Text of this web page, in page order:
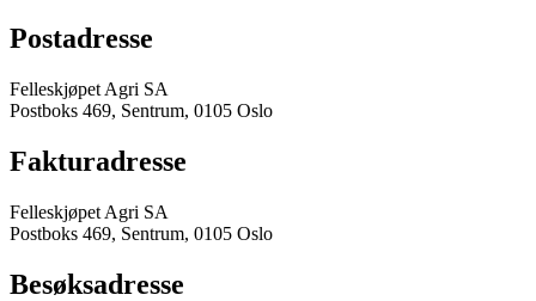
Postadresse
Felleskjøpet Agri SA
Postboks 469, Sentrum, 0105 Oslo
Fakturadresse
Felleskjøpet Agri SA
Postboks 469, Sentrum, 0105 Oslo
Besøksadresse